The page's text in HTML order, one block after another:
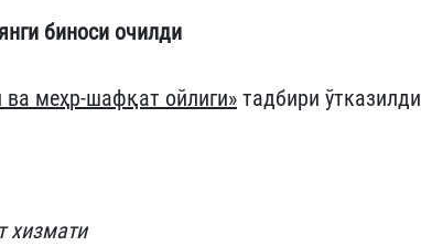
биноси очилди
ва меҳр-шафқат ойлиги» тадбири ўтказилди
хизмати